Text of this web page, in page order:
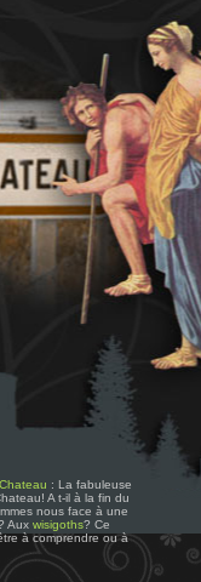
: La fabuleuse
A t-il à la fin du
nous face à une
Aux wisigoths? Ce
à comprendre ou à